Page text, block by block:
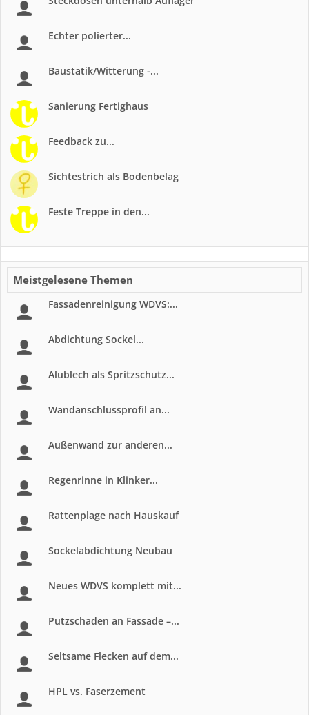
Echter polierter...
Baustatik/Witterung -...
Sanierung Fertighaus
Feedback zu...
Sichtestrich als Bodenbelag
Feste Treppe in den...
Meistgelesene Themen
Fassadenreinigung WDVS:...
Abdichtung Sockel...
Alublech als Spritzschutz...
Wandanschlussprofil an...
Außenwand zur anderen...
Regenrinne in Klinker...
Rattenplage nach Hauskauf
Sockelabdichtung Neubau
Neues WDVS komplett mit...
Putzschaden an Fassade –...
Seltsame Flecken auf dem...
HPL vs. Faserzement